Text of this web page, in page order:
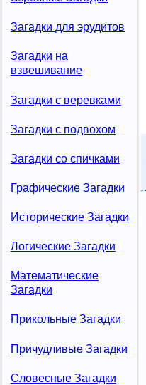
Загадки для эрудитов
Загадки на
взвешивание
Загадки с веревками
Загадки с подвохом
Загадки со спичками
Графические Загадки
Исторические Загадки
Логические Загадки
Математические
Загадки
Прикольные Загадки
Причудливые Загадки
Словесные Загадки